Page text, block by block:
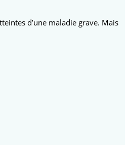
d’une maladie grave. Mais